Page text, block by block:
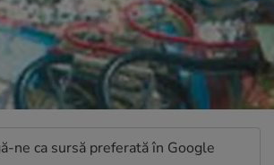
ne ca sursă preferată în Google